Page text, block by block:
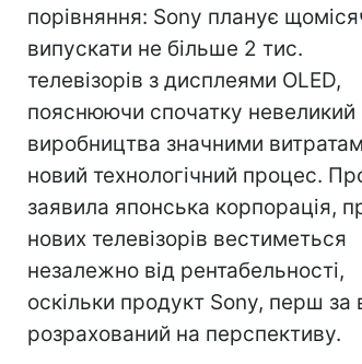
порівняння: Sony планує
випускати не більше 2 тис.
телевізорів з дисплеями OLED,
пояснюючи спочатку невеликий
виробництва значними
новий технологічний процес.
заявила японська корпорація,
нових телевізорів вестиметься
незалежно від рентабельності,
оскільки продукт Sony, перш за
розрахований на перспективу.